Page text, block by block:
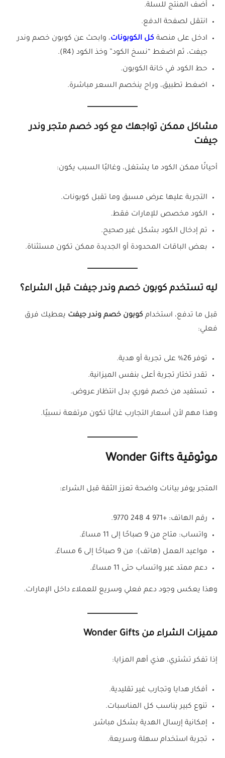
أضف المنتج للسلة.
انتقل لصفحة الدفع.
ادخل على منصة كل الكوبونات، وابحث عن كوبون خصم وندر
جيفت، ثم اضغط “نسخ الكود” وخذ الكود (R4).
حط الكود في خانة الكوبون.
اضغط تطبيق، وراح ينخصم السعر مباشرة.
مشاكل ممكن تواجهك مع كود خصم متجر وندر
جيفت
أحيانًا ممكن الكود ما يشتغل، وغالبًا السبب يكون:
التجربة عليها عرض مسبق وما تقبل كوبونات.
الكود مخصص للإمارات فقط.
تم إدخال الكود بشكل غير صحيح.
بعض الباقات المحدودة أو الجديدة ممكن تكون مستثناة.
ليه تستخدم كوبون خصم وندر جيفت قبل الشراء؟
قبل ما تدفع، استخدام كوبون خصم وندر جيفت يعطيك فرق
فعلي:
توفر 26% على تجربة أو هدية.
تقدر تختار تجربة أعلى بنفس الميزانية.
تستفيد من خصم فوري بدل انتظار عروض.
وهذا مهم لأن أسعار التجارب غالبًا تكون مرتفعة نسبيًا.
موثوقية Wonder Gifts
المتجر يوفر بيانات واضحة تعزز الثقة قبل الشراء:
رقم الهاتف: +971 4 248 9770.
واتساب: متاح من 9 صباحًا إلى 11 مساءً.
مواعيد العمل (هاتف): من 9 صباحًا إلى 6 مساءً.
دعم ممتد عبر واتساب حتى 11 مساءً.
وهذا يعكس وجود دعم فعلي وسريع للعملاء داخل الإمارات.
مميزات الشراء من Wonder Gifts
إذا تفكر تشتري، هذي أهم المزايا:
أفكار هدايا وتجارب غير تقليدية.
تنوع كبير يناسب كل المناسبات.
إمكانية إرسال الهدية بشكل مباشر.
تجربة استخدام سهلة وسريعة.